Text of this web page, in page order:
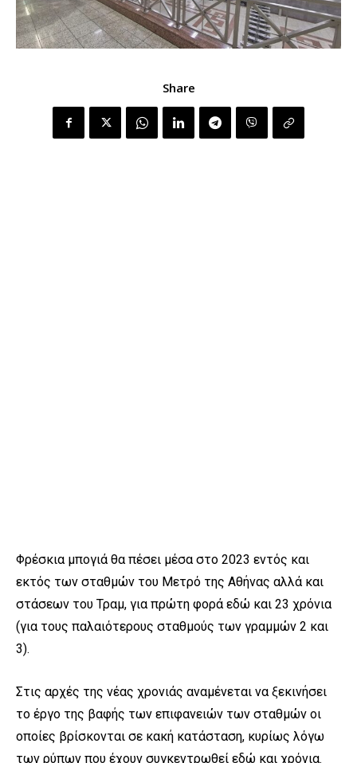
Share
Φρέσκια μπογιά θα πέσει μέσα στο 2023 εντός και
εκτός των σταθμών του Μετρό της Αθήνας αλλά και
στάσεων του Τραμ, για πρώτη φορά εδώ και 23 χρόνια
(για τους παλαιότερους σταθμούς των γραμμών 2 και
3).
Στις αρχές της νέας χρονιάς αναμένεται να ξεκινήσει
το έργο της βαφής των επιφανειών των σταθμών οι
οποίες βρίσκονται σε κακή κατάσταση, κυρίως λόγω
των ρύπων που έχουν συγκεντρωθεί εδώ και χρόνια.